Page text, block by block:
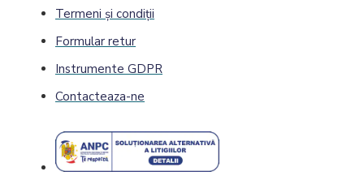
Termeni și condiții
Formular retur
Instrumente GDPR
Contacteaza-ne